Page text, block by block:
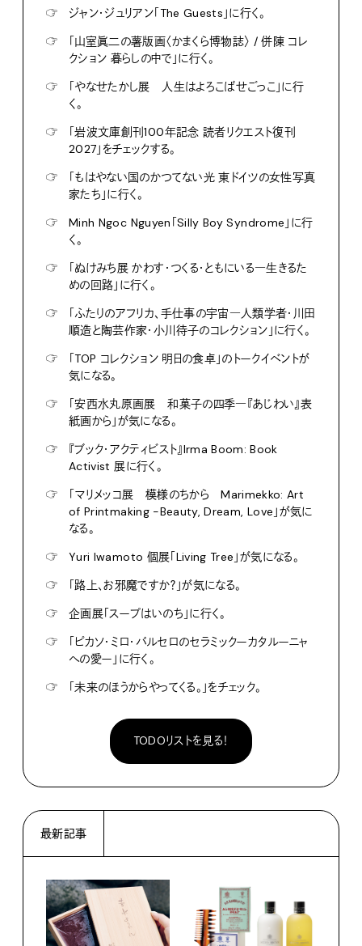
☞
ジャン・ジュリアン「The Guests」に行く。
☞
「山室眞二の薯版画〈かまくら博物誌〉 / 併陳 コレ
クション 暮らしの中で」に行く。
☞
「やなせたかし展 人生はよろこばせごっこ」に行
く。
☞
「岩波文庫創刊100年記念 読者リクエスト復刊
2027」をチェックする。
☞
「もはやない国のかつてない光 東ドイツの女性写真
家たち」に行く。
☞
Minh Ngoc Nguyen「Silly Boy Syndrome」に行
く。
☞
「ぬけみち展 かわす・つくる・ともにいる―生きるた
めの回路」に行く。
☞
「ふたりのアフリカ、手仕事の宇宙―人類学者・川田
順造と陶芸作家・小川待子のコレクション」に行く。
☞
「TOP コレクション 明日の食卓」のトークイベントが
気になる。
☞
「安西水丸原画展 和菓子の四季―『あじわい』表
紙画から」が気になる。
☞
『ブック・アクティビスト』Irma Boom: Book
Activist 展に行く。
☞
「マリメッコ展 模様のちから Marimekko: Art
of Printmaking -Beauty, Dream, Love」が気に
なる。
☞
Yuri Iwamoto 個展「Living Tree」が気になる。
☞
「路上、お邪魔ですか？」が気になる。
☞
企画展「スープはいのち」に行く。
☞
「ピカソ・ミロ・バルセロのセラミックーカタルーニャ
への愛ー」に行く。
☞
「未来のほうからやってくる。」をチェック。
TODOリストを見る！
最新記事